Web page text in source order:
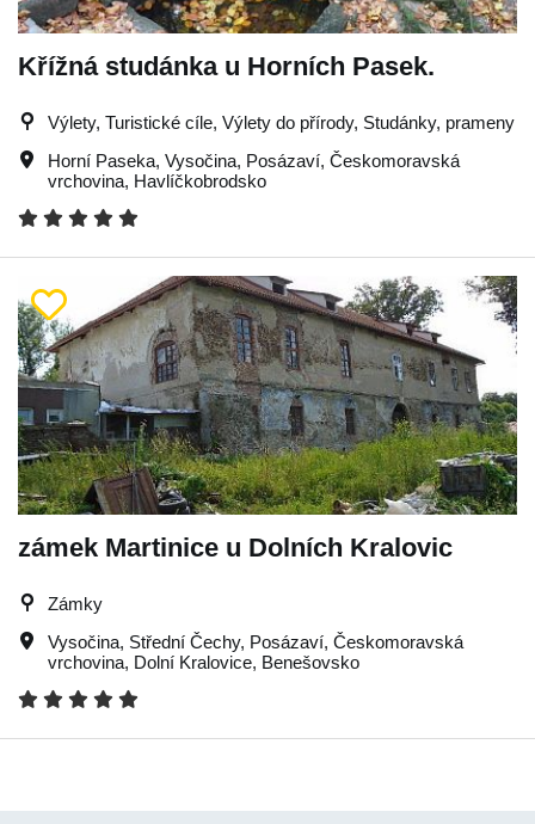
Křížná studánka u Horních Pasek.
Výlety, Turistické cíle, Výlety do přírody, Studánky, prameny
Horní Paseka, Vysočina, Posázaví, Českomoravská
vrchovina, Havlíčkobrodsko
zámek Martinice u Dolních Kralovic
Zámky
Vysočina, Střední Čechy, Posázaví, Českomoravská
vrchovina, Dolní Kralovice, Benešovsko